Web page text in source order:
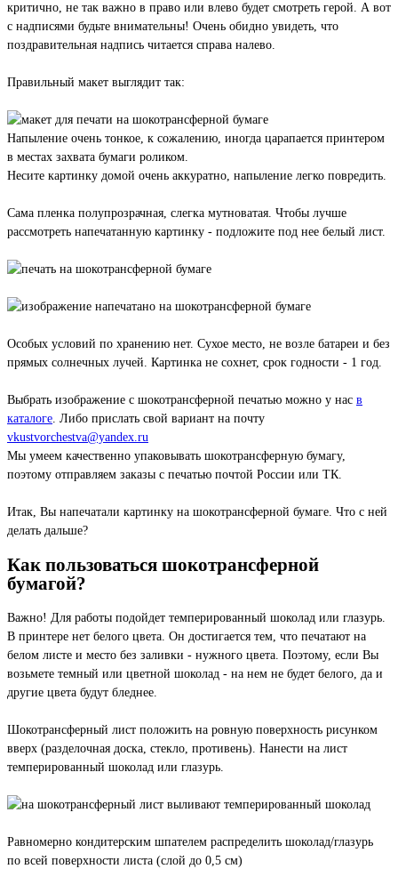
критично, не так важно в право или влево будет смотреть герой. А вот
с надписями будьте внимательны! Очень обидно увидеть, что
поздравительная надпись читается справа налево.
Правильный макет выглядит так:
Напыление очень тонкое, к сожалению, иногда царапается принтером
в местах захвата бумаги роликом.
Несите картинку домой очень аккуратно, напыление легко повредить.
Сама пленка полупрозрачная, слегка мутноватая. Чтобы лучше
рассмотреть напечатанную картинку - подложите под нее белый лист.
Особых условий по хранению нет. Сухое место, не возле батареи и без
прямых солнечных лучей. Картинка не сохнет, срок годности - 1 год.
Выбрать изображение с шокотрансферной печатью можно у нас в
каталоге. Либо прислать свой вариант на почту
vkustvorchestva@yandex.ru
Мы умеем качественно упаковывать шокотрансферную бумагу,
поэтому отправляем заказы с печатью почтой России или ТК.
Итак, Вы напечатали картинку на шокотрансферной бумаге. Что с ней
делать дальше?
Как пользоваться шокотрансферной
бумагой?
Важно! Для работы подойдет темперированный шоколад или глазурь.
В принтере нет белого цвета. Он достигается тем, что печатают на
белом листе и место без заливки - нужного цвета. Поэтому, если Вы
возьмете темный или цветной шоколад - на нем не будет белого, да и
другие цвета будут бледнее.
Шокотрансферный лист положить на ровную поверхность рисунком
вверх (разделочная доска, стекло, противень). Нанести на лист
темперированный шоколад или глазурь.
Равномерно кондитерским шпателем распределить шоколад/глазурь
по всей поверхности листа (слой до 0,5 см)